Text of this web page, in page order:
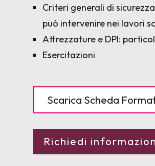
Criteri generali di
può intervenire nei lavori
Attrezzature e DPI:
Esercitazioni
Scarica Scheda